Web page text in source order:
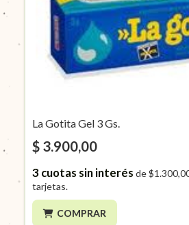
La Gotita Gel 3 Gs.
$ 3.900,00
3cuotas sin interés de
tarjetas.
COMPRAR